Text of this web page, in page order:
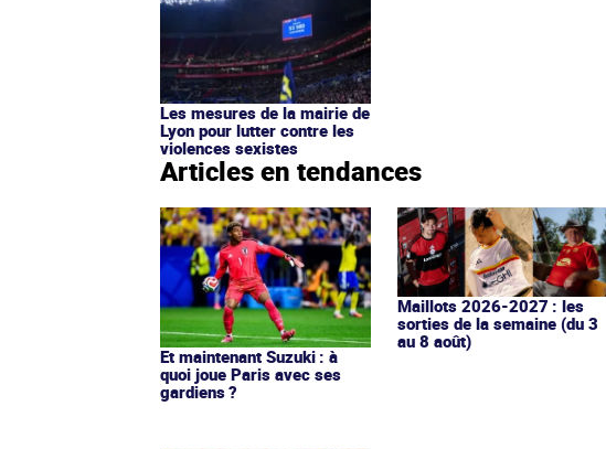
Les mesures de la mairie de
Lyon pour lutter contre les
violences sexistes
Articles en tendances
Et maintenant Suzuki : à
quoi joue Paris avec ses
gardiens ?
Maillots 2026-2027 : les
sorties de la semaine (du 3
au 8 août)